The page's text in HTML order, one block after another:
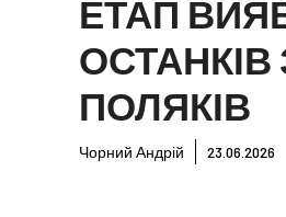
ЕТАП
ПОЛЯКІВ
Чорний Андрій 23.06.2026